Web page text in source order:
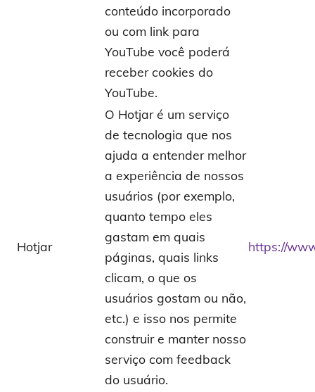
conteúdo incorporado
ou com link para
YouTube você poderá
receber cookies do
YouTube.
Hotjar
O Hotjar é um serviço
de tecnologia que nos
ajuda a entender melhor
a experiência de nossos
usuários (por exemplo,
quanto tempo eles
gastam em quais
páginas, quais links
clicam, o que os
usuários gostam ou não,
etc.) e isso nos permite
construir e manter nosso
serviço com feedback
do usuário.
https://